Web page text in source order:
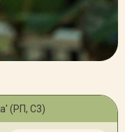
(РП, С3)